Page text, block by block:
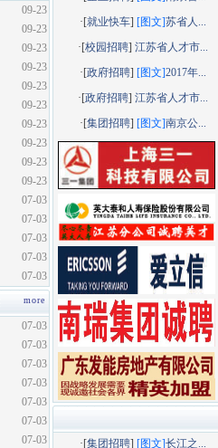
·[就业快车] [图文]苏省人...
·[校园招聘]江苏省人才市...
·[政府招聘] [图文]2017年...
·[政府招聘]江苏省人才市...
·[集团招聘] [图文]南京公...
·[集团招聘] [图文]长江之...
09-23
09-23
09-23
09-23
09-23
09-23
09-23
09-23
09-23
09-23
07-03
07-03
07-03
07-03
07-03
more
07-03
07-03
07-03
07-03
07-03
07-03
07-03